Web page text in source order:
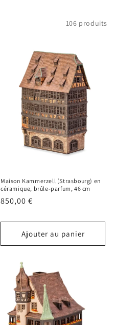
106 produits
Maison Kammerzell (Strasbourg) en
céramique, brûle-parfum, 46 cm
Prix
850,00 €
Ajouter au panier